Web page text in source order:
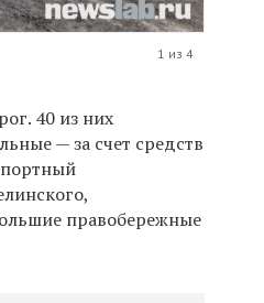
1 из 4
40 из них
— за счет средств
правобережные